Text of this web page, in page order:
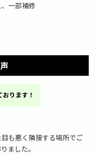
、一部補修
ります！
も悪く隣接する場所でご
ました。